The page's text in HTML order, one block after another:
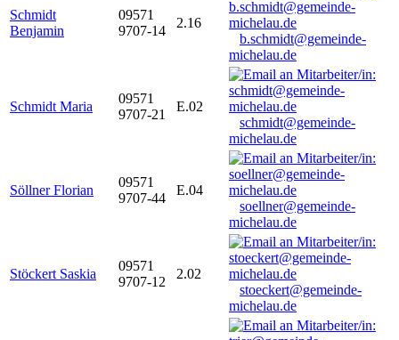
Schmidt
Benjamin
09571
9707-14
2.16
b.schmidt@gemeinde-
michelau.de
Schmidt Maria
09571
9707-21
E.02
schmidt@gemeinde-
michelau.de
Söllner Florian
09571
9707-44
E.04
soellner@gemeinde-
michelau.de
Stöckert Saskia
09571
9707-12
2.02
stoeckert@gemeinde-
michelau.de